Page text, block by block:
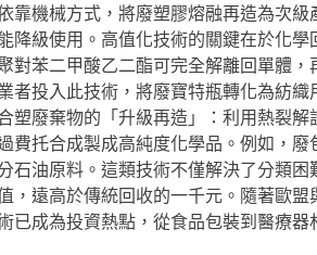
靠機械方式，將廢塑膠熔融再造為次
降級使用。高值化技術的關鍵在於化
對苯二甲酸乙二酯可完全解離回單體
者投入此技術，將廢寶特瓶轉化為紡
塑廢棄物的「升級再造」：利用熱裂
費托合成製成高純度化學品。例如，
石油原料。這類技術不僅解決了分類
，遠高於傳統回收的一千元。隨著歐
已成為投資熱點，從食品包裝到醫療